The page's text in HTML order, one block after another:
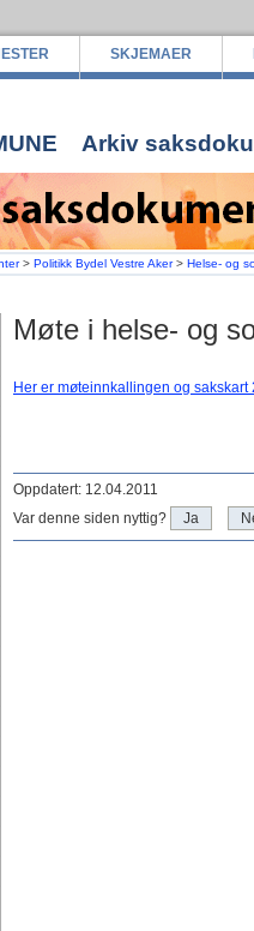
SKJEMAER
Arkiv
> Politikk Bydel Vestre Aker> Helse- og
Møte i helse- og
Her er møteinnkallingen og sakskart
Oppdatert: 12.04.2011
Var denne siden nyttig?
Ja